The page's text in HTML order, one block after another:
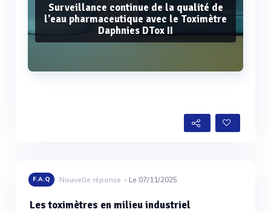
Surveillance continue de la qualité de
l'eau pharmaceutique avec le Toximètre
Daphnies DTox II
F.A.Q Nouvelle réponse - Le 07/11/2025
Les toximètres en milieu industriel